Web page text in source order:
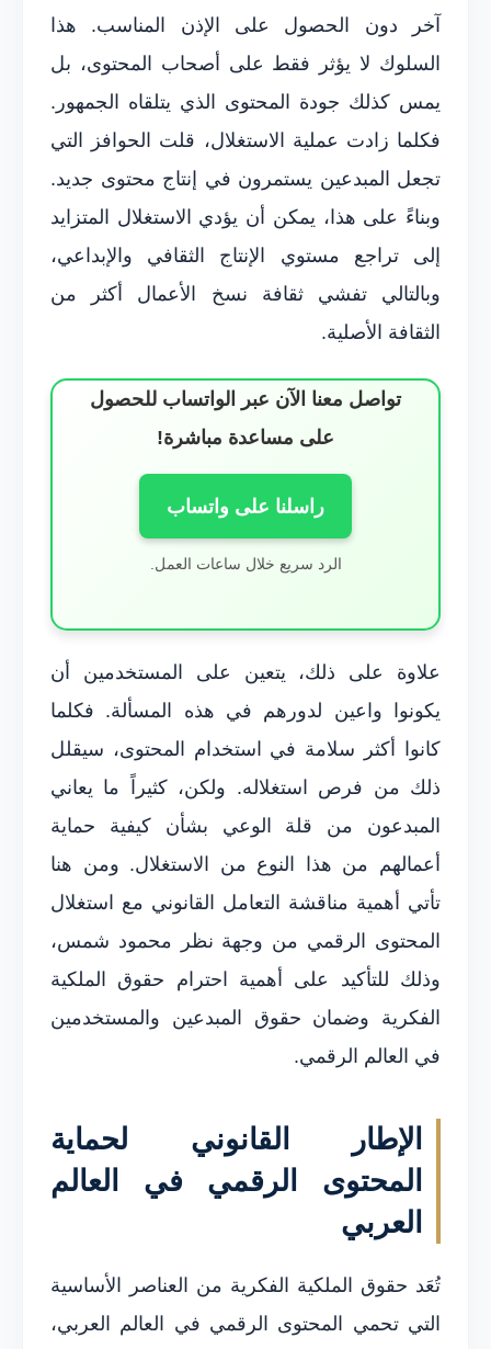
آخر دون الحصول على الإذن المناسب. هذا
السلوك لا يؤثر فقط على أصحاب المحتوى، بل
يمس كذلك جودة المحتوى الذي يتلقاه الجمهور.
فكلما زادت عملية الاستغلال، قلت الحوافز التي
تجعل المبدعين يستمرون في إنتاج محتوى جديد.
وبناءً على هذا، يمكن أن يؤدي الاستغلال المتزايد
إلى تراجع مستوي الإنتاج الثقافي والإبداعي،
وبالتالي تفشي ثقافة نسخ الأعمال أكثر من
الثقافة الأصلية.
تواصل معنا الآن عبر الواتساب للحصول
على مساعدة مباشرة!
راسلنا على واتساب
الرد سريع خلال ساعات العمل.
علاوة على ذلك، يتعين على المستخدمين أن
يكونوا واعين لدورهم في هذه المسألة. فكلما
كانوا أكثر سلامة في استخدام المحتوى، سيقلل
ذلك من فرص استغلاله. ولكن، كثيراً ما يعاني
المبدعون من قلة الوعي بشأن كيفية حماية
أعمالهم من هذا النوع من الاستغلال. ومن هنا
تأتي أهمية مناقشة التعامل القانوني مع استغلال
المحتوى الرقمي من وجهة نظر محمود شمس،
وذلك للتأكيد على أهمية احترام حقوق الملكية
الفكرية وضمان حقوق المبدعين والمستخدمين
في العالم الرقمي.
الإطار القانوني لحماية
المحتوى الرقمي في العالم
العربي
تُعَد حقوق الملكية الفكرية من العناصر الأساسية
التي تحمي المحتوى الرقمي في العالم العربي،